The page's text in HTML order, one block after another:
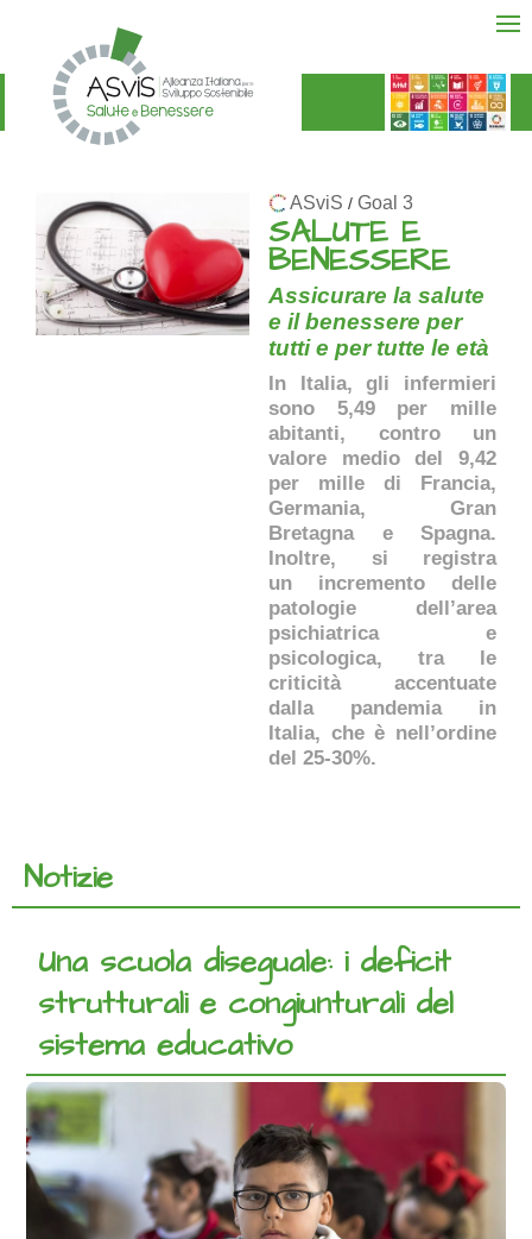
ASviS / Goal 3
SALUTE E
BENESSERE
Assicurare la salute
e il benessere per
tutti e per tutte le età
In Italia, gli infermieri
sono 5,49 per mille
abitanti, contro un
valore medio del 9,42
per mille di Francia,
Germania, Gran
Bretagna e Spagna.
Inoltre, si registra
un incremento delle
patologie dell’area
psichiatrica e
psicologica, tra le
criticità accentuate
dalla pandemia in
Italia, che è nell’ordine
del 25-30%.
Notizie
Una scuola diseguale: i deficit
strutturali e congiunturali del
sistema educativo